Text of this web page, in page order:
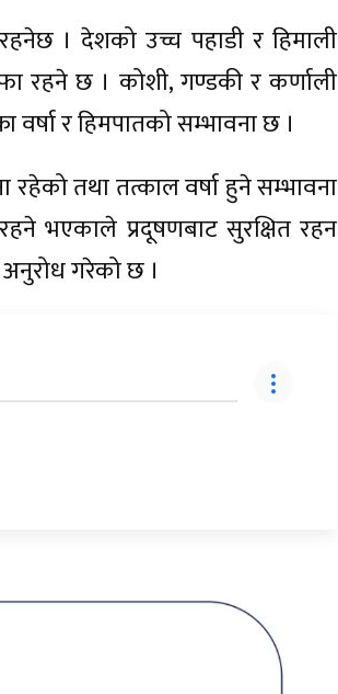
। देशको उच्च पहाडी र हिमाली
रहने छ । कोशी, गण्डकी र कर्णाली
र हिमपातको सम्भावना छ ।
रहेको तथा तत्काल वर्षा हुने सम्भावना
भएकाले प्रदूषणबाट सुरक्षित रहन
गरेको छ ।